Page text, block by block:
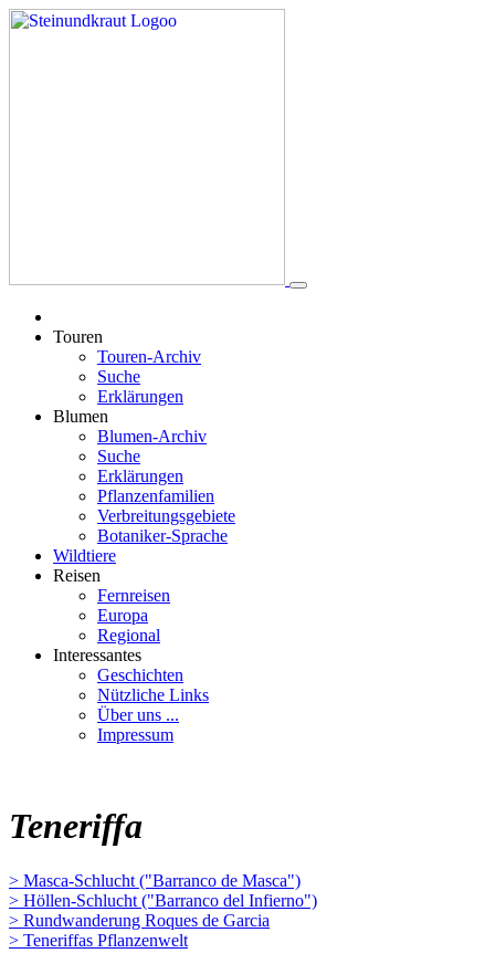
Touren
Touren-Archiv
Suche
Erklärungen
Blumen
Blumen-Archiv
Suche
Erklärungen
Pflanzenfamilien
Verbreitungsgebiete
Botaniker-Sprache
Wildtiere
Reisen
Fernreisen
Europa
Regional
Interessantes
Geschichten
Nützliche Links
Über uns ...
Impressum
Teneriffa
> Masca-Schlucht ("Barranco de Masca")
> Höllen-Schlucht ("Barranco del Infierno")
> Rundwanderung Roques de Garcia
> Teneriffas Pflanzenwelt